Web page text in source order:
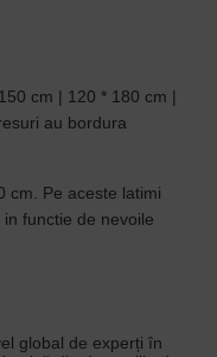
cm | 120 * 180 cm |
au bordura
cm. Pe aceste latimi
functie de nevoile
global de experți în